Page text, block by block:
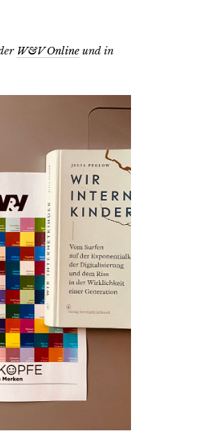
W&V Online und in